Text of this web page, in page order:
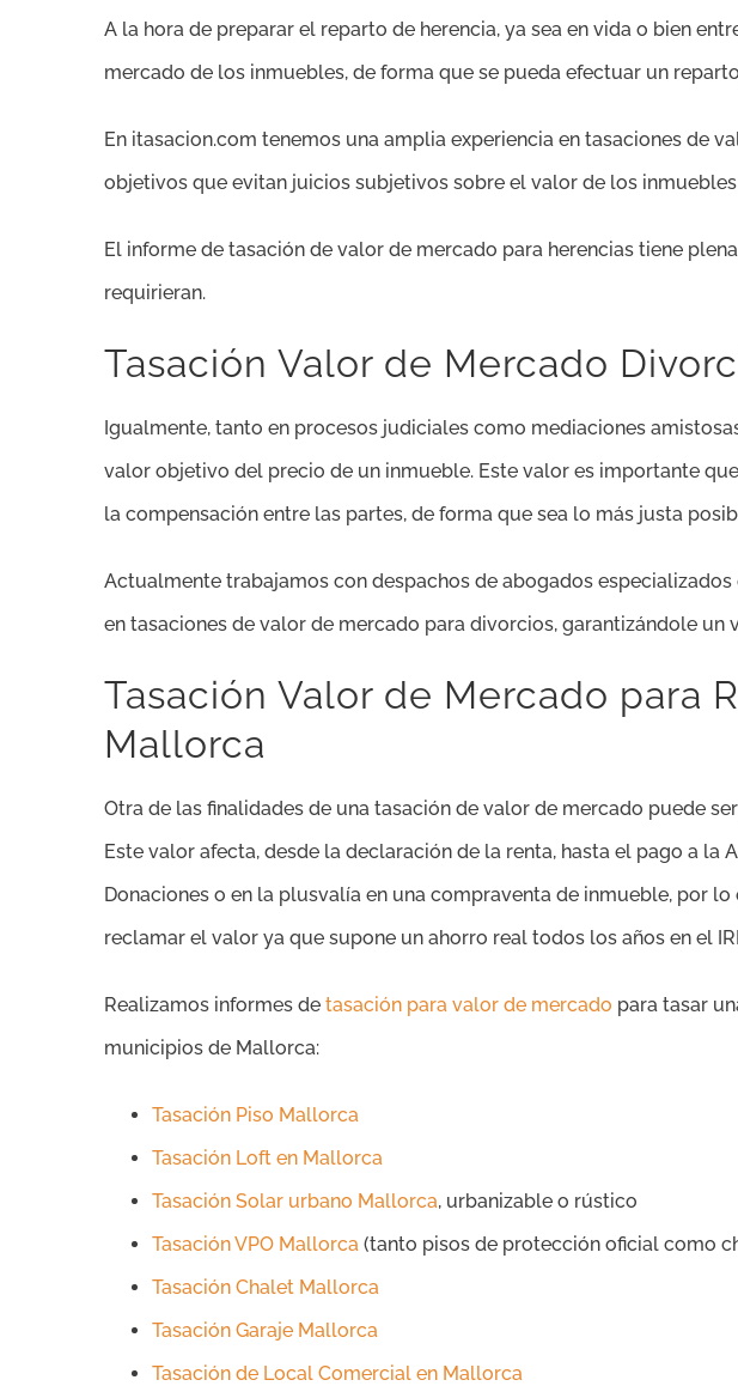
A la hora de preparar el reparto de herencia, ya sea en vida o bien
mercado de los inmuebles, de forma que se pueda efectuar un
En itasacion.com tenemos una amplia experiencia en tasaciones de
objetivos que evitan juicios subjetivos sobre el valor de los
El informe de tasación de valor de mercado para herencias tiene
requirieran.
Tasación Valor de Mercado
Igualmente, tanto en procesos judiciales como mediaciones
valor objetivo del precio de un inmueble. Este valor es importante
la compensación entre las partes, de forma que sea lo más justa
Actualmente trabajamos con despachos de abogados
en tasaciones de valor de mercado para divorcios, garantizándole
Tasación Valor de Mercado para
Mallorca
Otra de las finalidades de una tasación de valor de mercado puede
Este valor afecta, desde la declaración de la renta, hasta el pago a
Donaciones o en la plusvalía en una compraventa de inmueble, por
reclamar el valor ya que supone un ahorro real todos los años en el
Realizamos informes de tasación para valor de mercado para tasar
municipios de Mallorca:
Tasación Piso Mallorca
Tasación Loft en Mallorca
Tasación Solar urbano Mallorca, urbanizable o rústico
Tasación VPO Mallorca (tanto pisos de protección oficial como
Tasación Chalet Mallorca
Tasación Garaje Mallorca
Tasación de Local Comercial en Mallorca